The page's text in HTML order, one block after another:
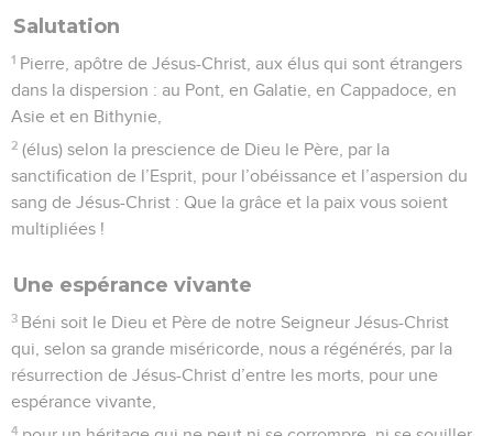
la vaine manière de vivre, héritée de vos pères,
19 mais par le sang précieux de Christ, comme d’un agneau
sans défaut et sans tache ;
il a été désigné d’avance, avant la fondation du monde, et
manifesté à la fin des temps, à cause de vous.
Par lui, vous croyez en Dieu qui l’a ressuscité d’entre les
morts et lui a donné la gloire, afin que votre foi et votre
espérance soient en Dieu.
Après avoir purifié vos âmes dans l’obéissance à la vérité
autres ardemment et de tout cœur,
23
vous qui avez été régénérés, non par une semence
corruptible, mais par une semence incorruptible, par la
parole vivante et permanente de Dieu ;